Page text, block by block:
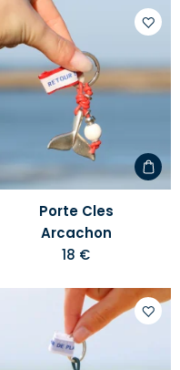
à
votre
Porte Cles
Arcachon
18 €